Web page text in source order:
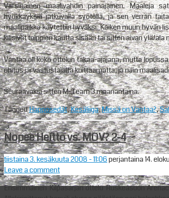
Varsinainen maalivahdin painajainen. Maaleja
hyökkäyksiä jatkuvalla syötöllä, ja sen verran
maalipaikka käytettiin hyväksi. Kaiken muun hyvän
kilisivät tolppien kautta sisään tai sitten aivan ylä/ala
Vantaa oli koko ottelun takaa-ajajana, mutta
ohitus jäi vastustajalta kuittaamatta, ja näin
Seuraavaksi sitten M-Team 3 maanantaina.
TaggedHapposedät,Kesäliiga,Missä on Vantaa?,
Nopee Heitto vs. MOV? 2-4
tiistaina 3. kesäkuuta 2008 - 11:06perjantaina 14.
Leave a comment
Ensimmäinen Kilpasarjan ottelu Ruskeasuon